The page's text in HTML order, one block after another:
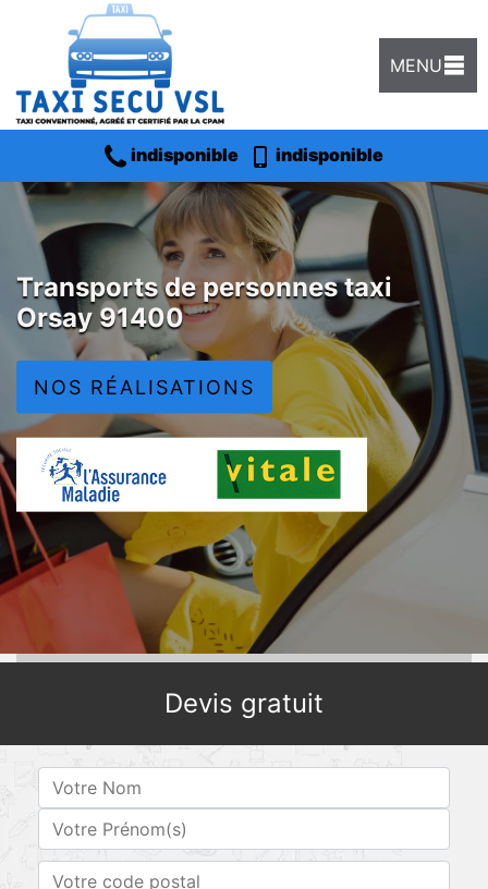
MENU
indisponible indisponible
Transports de personnes taxi
Orsay 91400
NOS RÉALISATIONS
Devis gratuit